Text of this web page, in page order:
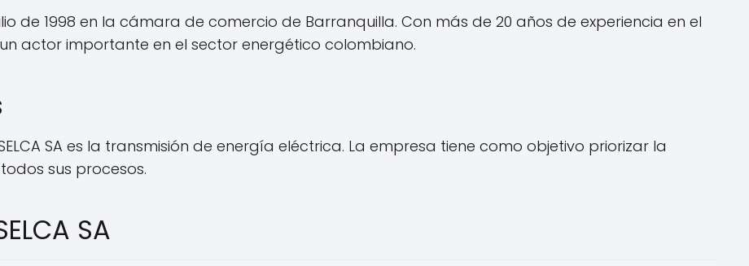
de 1998 en la cámara de comercio de Barranquilla. Con más de 20 años de experiencia en el
actor importante en el sector energético colombiano.
SA es la transmisión de energía eléctrica. La empresa tiene como objetivo priorizar la
sus procesos.
SA